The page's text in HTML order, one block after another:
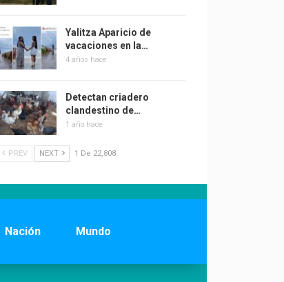
Yalitza Aparicio de
vacaciones en la…
4 años hace
Detectan criadero
clandestino de…
1 año hace
PREV NEXT 1 De 22,808
Nación Mundo